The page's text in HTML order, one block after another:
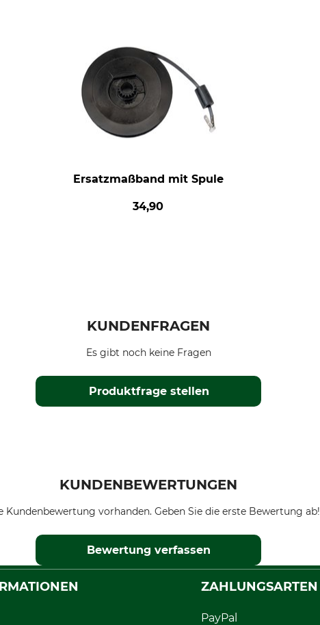
Ersatzmaßband mit Spule
34,90
KUNDENFRAGEN
Produktfrage stellen
Es gibt noch keine Fragen
KUNDENBEWERTUNGEN
Kundenbewertung vorhanden. Geben Sie die erste Bewertung ab!
Bewertung verfassen
ZAHLUNGSARTEN
PayPal